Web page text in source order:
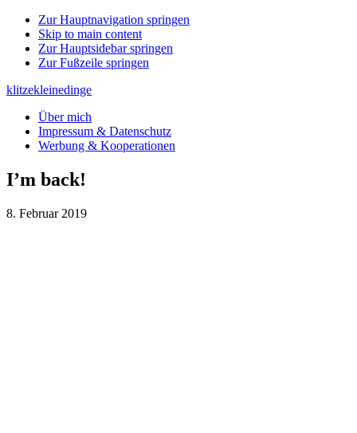
Zur Hauptnavigation springen
Skip to main content
Zur Hauptsidebar springen
Zur Fußzeile springen
klitzekleinedinge
Über mich
Impressum & Datenschutz
Werbung & Kooperationen
I’m back!
8. Februar 2019